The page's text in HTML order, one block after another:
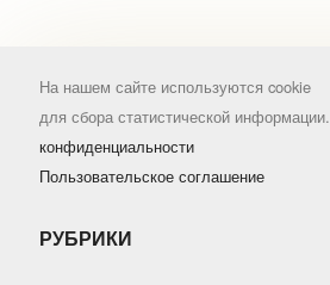
На нашем сайте используются cookie
для сбора статистической информации.
конфиденциальности
Пользовательское соглашение
РУБРИКИ